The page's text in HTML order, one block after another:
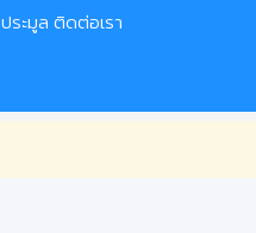
ประมูล ติดต่อเรา